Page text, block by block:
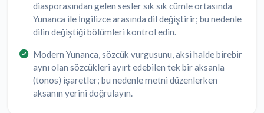
diasporasından gelen sesler sık sık cümle ortasında
Yunanca ile İngilizce arasında dil değiştirir; bu nedenle
dilin değiştiği bölümleri kontrol edin.
Modern Yunanca, sözcük vurgusunu, aksi halde birebir
aynı olan sözcükleri ayırt edebilen tek bir aksanla
(tonos) işaretler; bu nedenle metni düzenlerken
aksanın yerini doğrulayın.